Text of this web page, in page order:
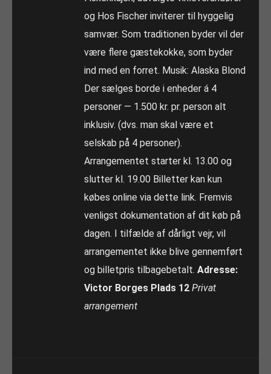
og Hos Fischer inviterer til hyggelig
samvær. Som traditionen byder vil der
være flere gæstekokke, som byder
ind med en forret. Musik: Alaska Blond
Der sælges borde i enheder á 4
personer — 1.500 kr. pr. person alt
inklusiv. (dvs. man skal være et
selskab på 4 personer).
Arrangementet starter kl. 13.00 og
slutter kl. 19.00 Billetter kan kun
købes online via dette link. Fremvis
venligst dokumentation af dit køb på
dagen. I tilfælde af dårligt vejr, vil
arrangementet ikke blive gennemført
og billetpris tilbagebetalt.Adresse:
Victor Borges Plads 12 Privat
arrangement